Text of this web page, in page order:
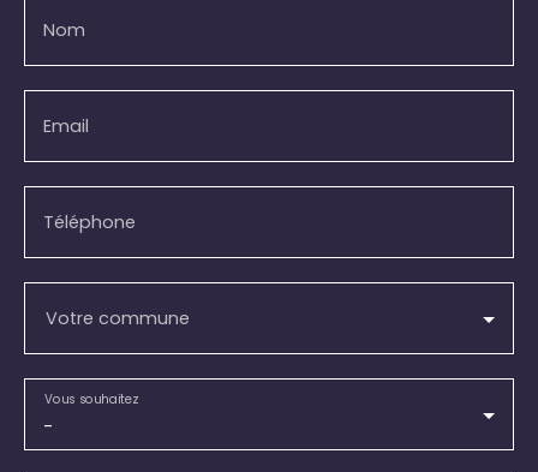
Nom
Email
Téléphone
Votre commune
-
Vous souhaitez